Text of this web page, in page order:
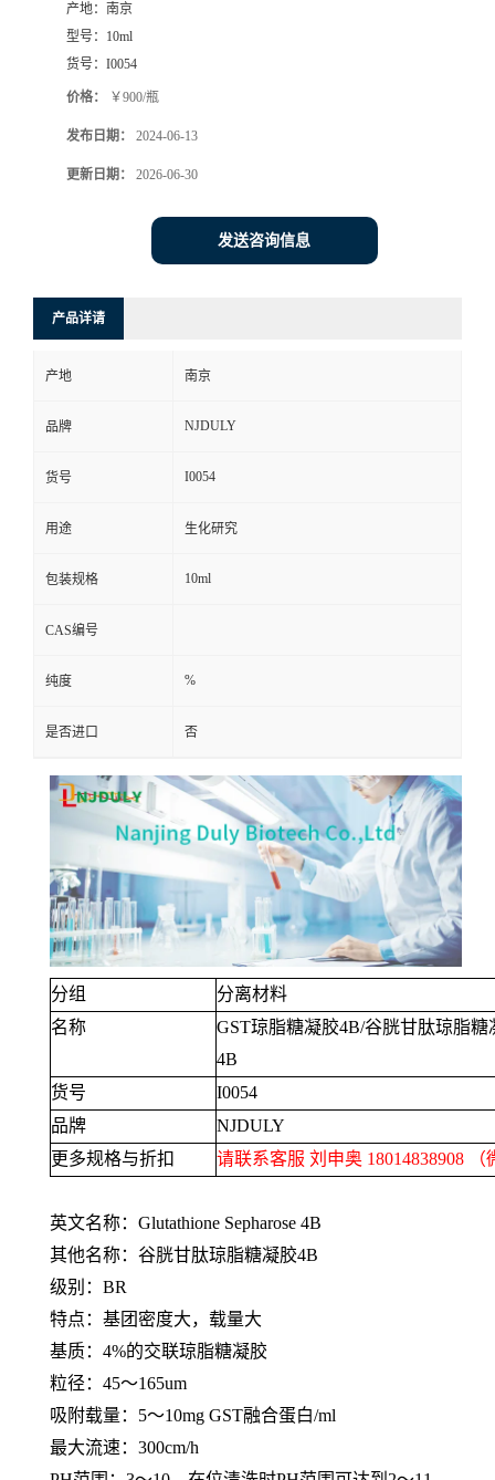
产地： 南京
型号： 10ml
货号： I0054
价格： ￥900/瓶
发布日期： 2024-06-13
更新日期： 2026-06-30
发送咨询信息
产品详请
产地 南京
品牌 NJDULY
货号 I0054
用途 生化研究
包装规格 10ml
CAS编号
纯度 %
是否进口 否
分组
分离材料
名称
GST琼脂糖凝胶4B/谷胱甘肽琼脂糖
4B
货号
I0054
品牌
NJDULY
更多规格与折扣
请联系客服 刘申奥 18014838908
英文名称： Glutathione Sepharose 4B
其他名称：谷胱甘肽琼脂糖凝胶4B
级别： BR
特点：基团密度大，载量大
基质： 4%的交联琼脂糖凝胶
粒径： 45～165um
吸附载量： 5～10mg GST融合蛋白/ml
最大流速： 300cm/h